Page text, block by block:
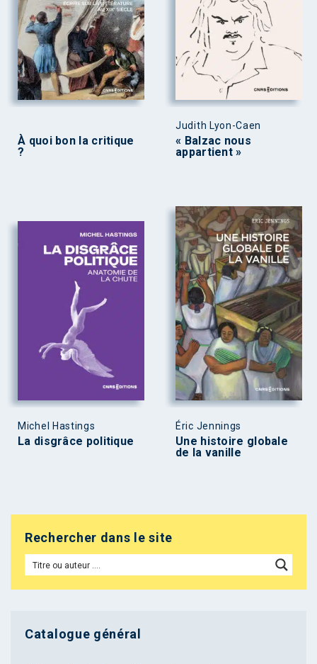
À quoi bon la critique
?
Judith Lyon-Caen
« Balzac nous
appartient »
Michel Hastings
La disgrâce politique
Éric Jennings
Une histoire globale
de la vanille
Rechercher dans le site
Catalogue général